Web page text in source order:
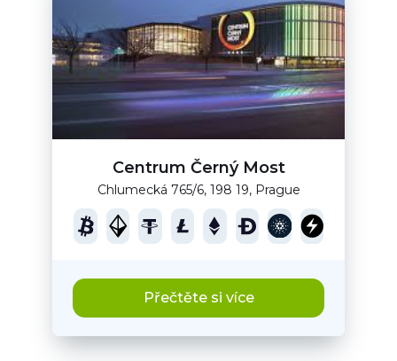
Centrum Černý Most
Chlumecká 765/6, 198 19, Prague
Přečtěte si více